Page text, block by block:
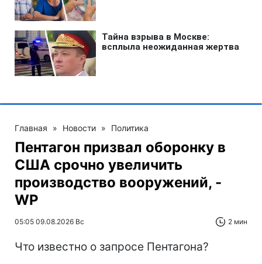
Главная » Новости » Политика
Пентагон призвал оборонку в
США срочно увеличить
производство вооружений, -
WP
05:05 09.08.2026 Вс 2 мин
Что известно о запросе Пентагона?